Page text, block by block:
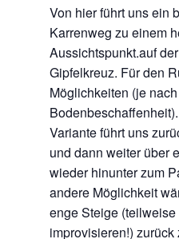
Von hier führt uns ein
Karrenweg zu einem
Aussichtspunkt.auf
Gipfelkreuz. Für den
Möglichkeiten (je
Variante führt uns
und dann weiter über
wieder hinunter zum
andere Möglichkeit
enge Steige
improvisieren!)